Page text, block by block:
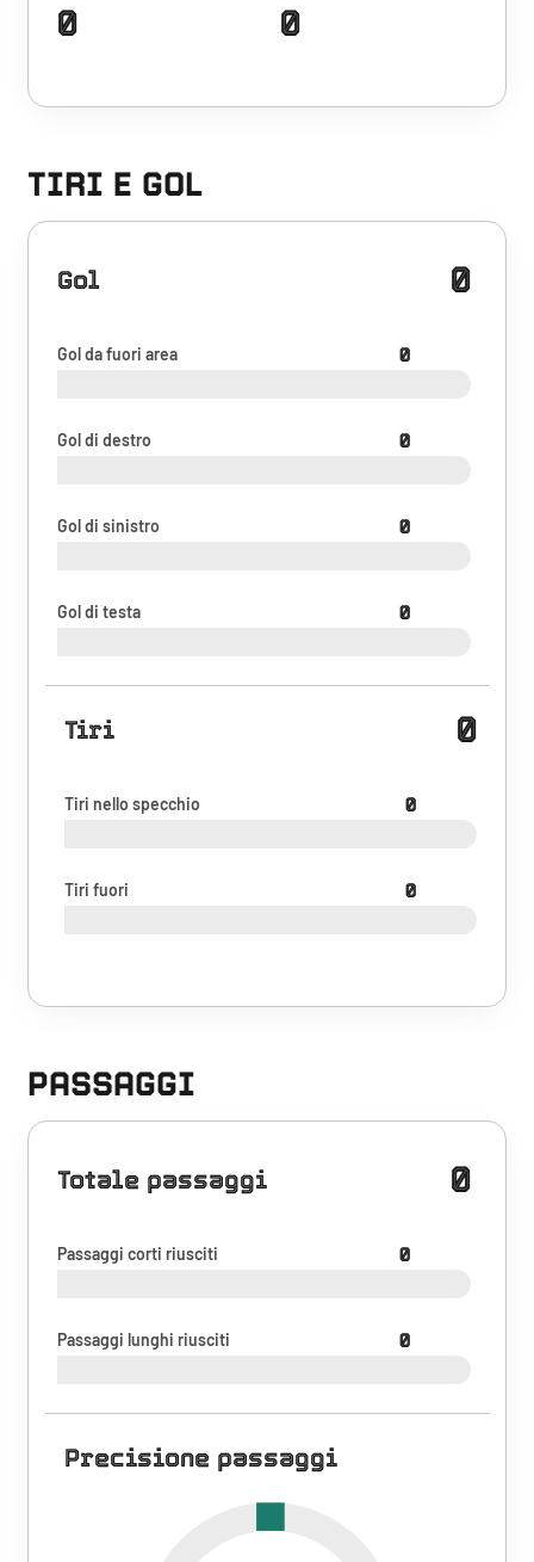
0 0
TIRI E GOL
Gol 0
Gol da fuori area 0
Gol di destro 0
Gol di sinistro 0
Gol di testa 0
Tiri 0
Tiri nello specchio 0
Tiri fuori 0
PASSAGGI
Totale passaggi 0
Passaggi corti riusciti 0
Passaggi lunghi riusciti 0
Precisione passaggi